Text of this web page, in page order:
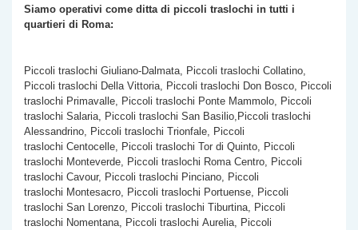
Siamo operativi come ditta di piccoli traslochi in tutti i
quartieri di Roma:
Piccoli traslochi Giuliano-Dalmata, Piccoli traslochi Collatino,
Piccoli traslochi Della Vittoria, Piccoli traslochi Don Bosco, Piccoli
traslochi Primavalle, Piccoli traslochi Ponte Mammolo, Piccoli
traslochi Salaria, Piccoli traslochi San Basilio,Piccoli traslochi
Alessandrino, Piccoli traslochi Trionfale, Piccoli
traslochi Centocelle, Piccoli traslochi Tor di Quinto, Piccoli
traslochi Monteverde, Piccoli traslochi Roma Centro, Piccoli
traslochi Cavour, Piccoli traslochi Pinciano, Piccoli
traslochi Montesacro, Piccoli traslochi Portuense, Piccoli
traslochi San Lorenzo, Piccoli traslochi Tiburtina, Piccoli
traslochi Nomentana, Piccoli traslochi Aurelia, Piccoli